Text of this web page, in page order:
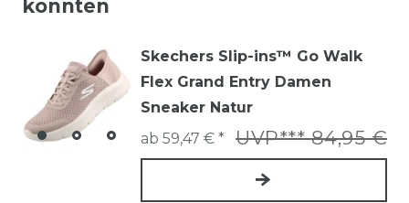
könnten
Skechers Slip-ins™ Go Walk
Flex Grand Entry Damen
Sneaker Natur
UVP*** 84,95 €
ab 59,47 € *